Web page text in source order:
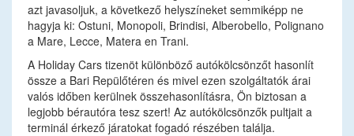
azt javasoljuk, a következő helyszíneket semmiképp ne
hagyja ki: Ostuni, Monopoli, Brindisi, Alberobello, Polignano
a Mare, Lecce, Matera en Trani.
A Holiday Cars tizenöt különböző autókölcsönzőt hasonlít
össze a Bari Repülőtéren és mivel ezen szolgáltatók árai
valós időben kerülnek összehasonlításra, Ön biztosan a
legjobb bérautóra tesz szert! Az autókölcsönzők pultjait a
terminál érkező járatokat fogadó részében találja.